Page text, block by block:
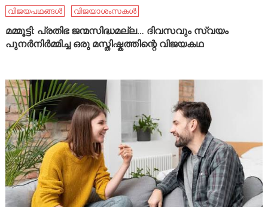
വിജയപഥങ്ങൾ
വിജയാശംസകൾ
മമ്മൂട്ടി: പ്രതിഭ ജന്മസിദ്ധമല്ല… ദിവസവും സ്വയം
പുനർനിർമ്മിച്ച ഒരു മസ്തിഷ്കത്തിന്റെ വിജയകഥ